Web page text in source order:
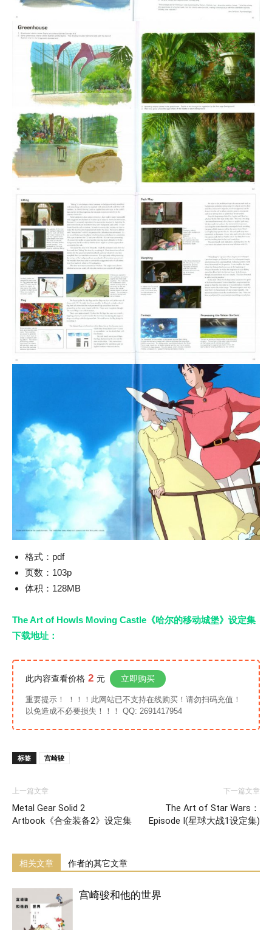
格式：pdf
页数：103p
体积：128MB
The Art of Howls Moving Castle《哈尔的移动城堡》设定集
下载地址：
此内容查看价格 2 元 立即购买
重要提示！ ！！！此网站已不支持在线购买！请勿扫码充值！
以免造成不必要损失！！！ QQ: 2691417954
标签 宫崎骏
上一篇文章
Metal Gear Solid 2
Artbook《合金装备2》设定集
下一篇文章
The Art of Star Wars：
Episode I(星球大战1设定集)
相关文章 作者的其它文章
宫崎骏和他的世界